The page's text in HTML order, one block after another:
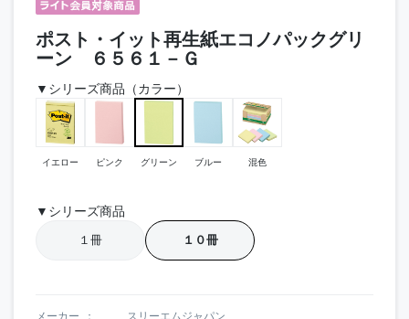
ポスト・イット再生紙エコノパックグリ
ーン ６５６１－Ｇ
▼シリーズ商品（カラー）
イエロー ピンク グリーン ブルー 混色
▼シリーズ商品
１冊 １０冊
メーカー
スリーエムジャパン